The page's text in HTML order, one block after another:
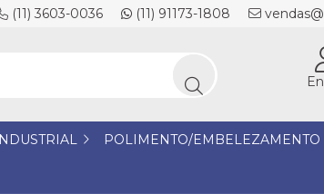
(11) 3603-0036 (11) 91173-1808
INDUSTRIAL POLIMENTO/EMBELEZAMENTO